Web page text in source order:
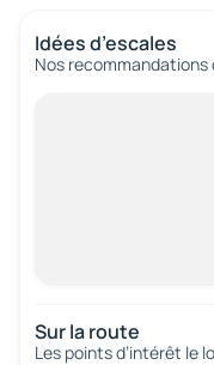
Idées d’escales
Nos recommandations
Sur la route
Les points d’intérêt le